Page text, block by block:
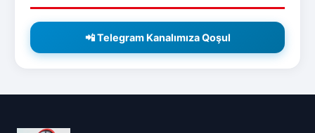
📲 Telegram Kanalımıza Qoşul